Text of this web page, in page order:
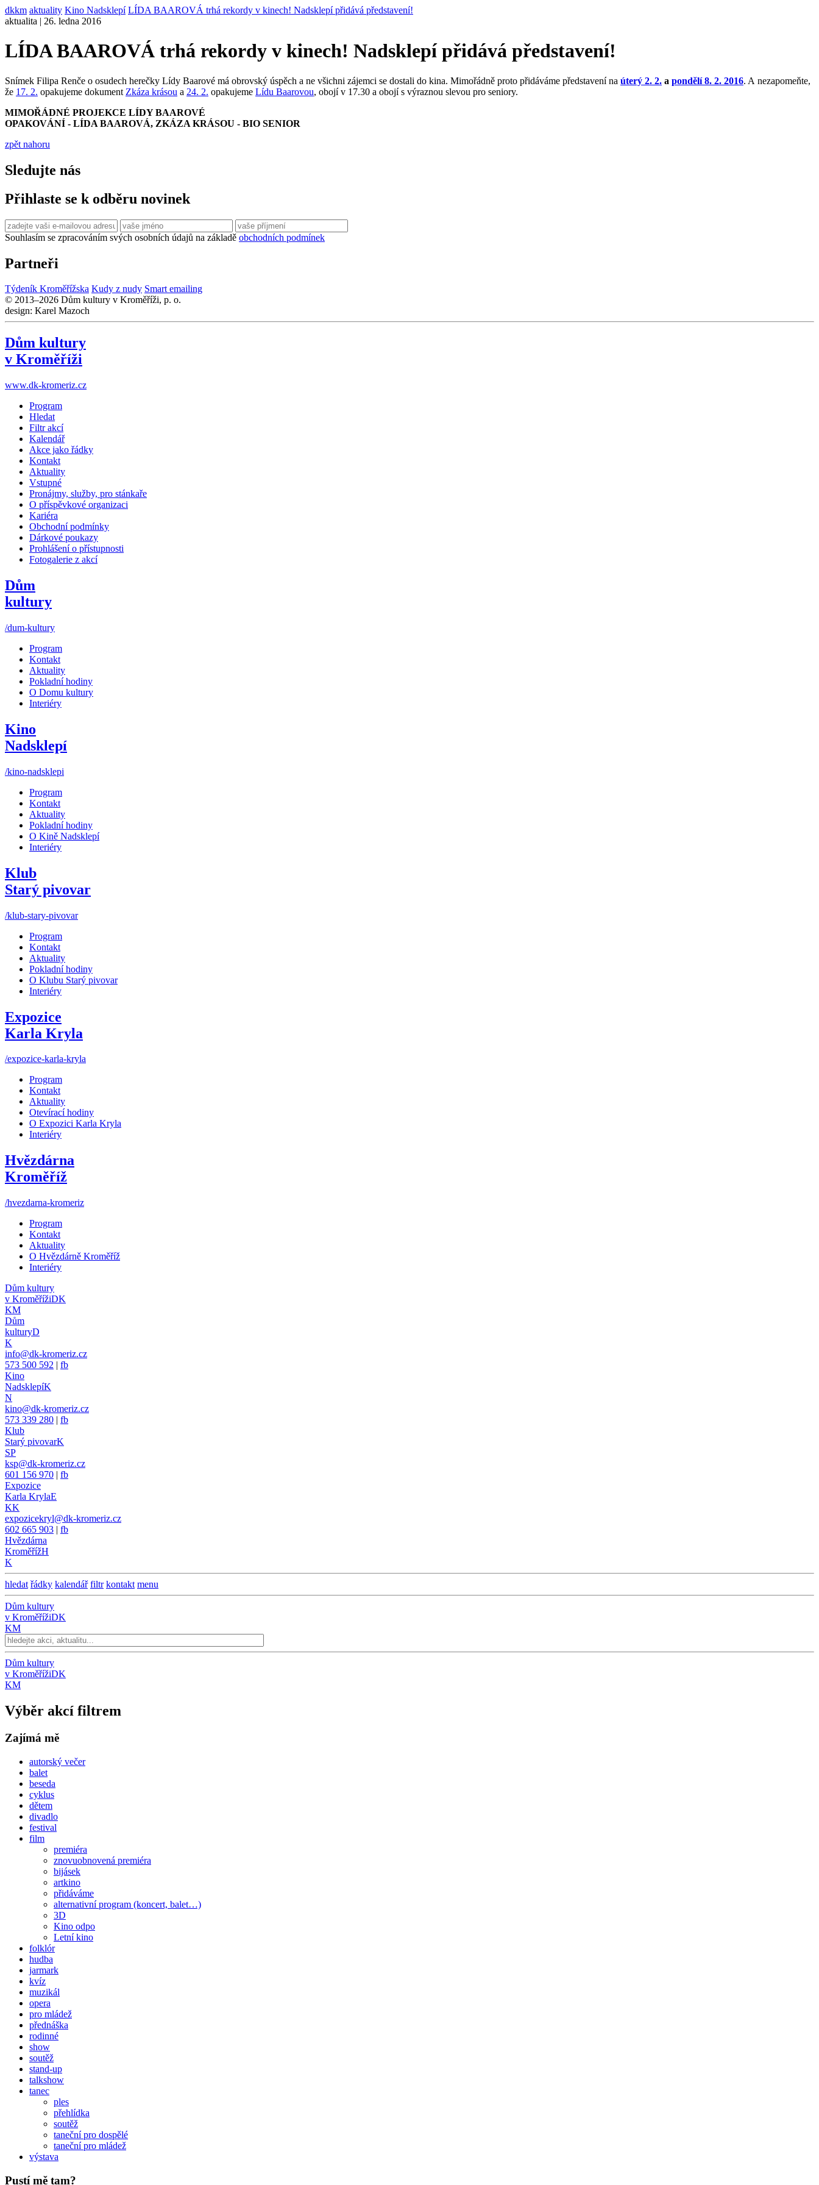
dkkm aktuality Kino Nadsklepí LÍDA BAAROVÁ trhá rekordy v kinech! Nadsklepí přidává představení!
aktualita | 26. ledna 2016
LÍDA BAAROVÁ trhá rekordy v kinech! Nadsklepí přidává představení!
Snímek Filipa Renče o osudech herečky Lídy Baarové má obrovský úspěch a ne všichni zájemci se dostali do kina. Mimořádně proto přidáváme představení na úterý 2. 2. a pondělí 8. 2. 2016. A nezapomeňte,
že 17. 2. opakujeme dokument Zkáza krásou a 24. 2. opakujeme Lídu Baarovou, obojí v 17.30 a obojí s výraznou slevou pro seniory.
MIMOŘÁDNÉ PROJEKCE LÍDY BAAROVÉ
OPAKOVÁNÍ - LÍDA BAAROVÁ, ZKÁZA KRÁSOU - BIO SENIOR
zpět nahoru
Sledujte nás
Přihlaste se k odběru novinek
Souhlasím se zpracováním svých osobních údajů na základě obchodních podmínek
Partneři
Týdeník Kroměřížska Kudy z nudy Smart emailing
© 2013–2026 Dům kultury v Kroměříži, p. o.
design: Karel Mazoch
Dům kultury
v Kroměříži
www.dk-kromeriz.cz
Program
Hledat
Filtr akcí
Kalendář
Akce jako řádky
Kontakt
Aktuality
Vstupné
Pronájmy, služby, pro stánkaře
O příspěvkové organizaci
Kariéra
Obchodní podmínky
Dárkové poukazy
Prohlášení o přístupnosti
Fotogalerie z akcí
Dům
kultury
/dum-kultury
Program
Kontakt
Aktuality
Pokladní hodiny
O Domu kultury
Interiéry
Kino
Nadsklepí
/kino-nadsklepi
Program
Kontakt
Aktuality
Pokladní hodiny
O Kině Nadsklepí
Interiéry
Klub
Starý pivovar
/klub-stary-pivovar
Program
Kontakt
Aktuality
Pokladní hodiny
O Klubu Starý pivovar
Interiéry
Expozice
Karla Kryla
/expozice-karla-kryla
Program
Kontakt
Aktuality
Otevírací hodiny
O Expozici Karla Kryla
Interiéry
Hvězdárna
Kroměříž
/hvezdarna-kromeriz
Program
Kontakt
Aktuality
O Hvězdárně Kroměříž
Interiéry
Dům kultury
v KroměřížiDK
KM
Dům
kulturyD
K
info@dk-kromeriz.cz
573 500 592 | fb
Kino
NadsklepíK
N
kino@dk-kromeriz.cz
573 339 280 | fb
Klub
Starý pivovarK
SP
ksp@dk-kromeriz.cz
601 156 970 | fb
Expozice
Karla KrylaE
KK
expozicekryl@dk-kromeriz.cz
602 665 903 | fb
Hvězdárna
KroměřížH
K
hledat řádky kalendář filtr kontakt menu
Dům kultury
v KroměřížiDK
KM
Dům kultury
v KroměřížiDK
KM
Výběr akcí filtrem
Zajímá mě
autorský večer
balet
beseda
cyklus
dětem
divadlo
festival
film
premiéra
znovuobnovená premiéra
bijásek
artkino
přidáváme
alternativní program (koncert, balet…)
3D
Kino odpo
Letní kino
folklór
hudba
jarmark
kvíz
muzikál
opera
pro mládež
přednáška
rodinné
show
soutěž
stand-up
talkshow
tanec
ples
přehlídka
soutěž
taneční pro dospělé
taneční pro mládež
výstava
Pustí mě tam?